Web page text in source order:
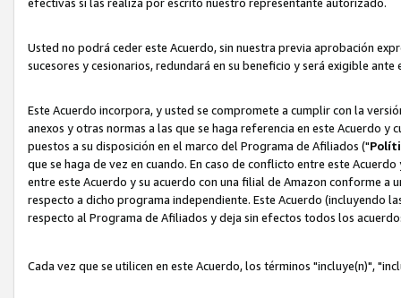
efectivas si las realiza por escrito nuestro representante autorizado.
Usted no podrá ceder este Acuerdo, sin nuestra previa aprobación
sucesores y cesionarios, redundará en su beneficio y será exigible
Este Acuerdo incorpora, y usted se compromete a cumplir con la
anexos y otras normas a las que se haga referencia en este Acuerdo
puestos a su disposición en el marco del Programa de Afiliados ("
que se haga de vez en cuando. En caso de conflicto entre este
entre este Acuerdo y su acuerdo con una filial de Amazon conforme
respecto a dicho programa independiente. Este Acuerdo (incluyendo
respecto al Programa de Afiliados y deja sin efectos todos los
Cada vez que se utilicen en este Acuerdo, los términos "incluye(n)",